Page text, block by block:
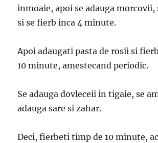
inmoaie, apoi se adauga morcovii,
si se fierb inca 4 minute.
Apoi adaugati pasta de rosii si
10 minute, amestecand periodic.
Se adauga dovleceii in tigaie, se
adauga sare si zahar.
Deci, fierbeti timp de 10 minute,